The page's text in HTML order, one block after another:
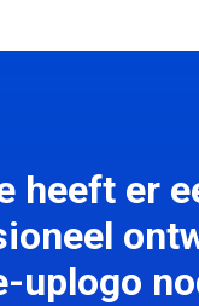
heeft er
uplogo